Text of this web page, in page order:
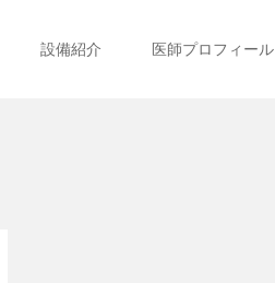
設備紹介 医師プロフィール